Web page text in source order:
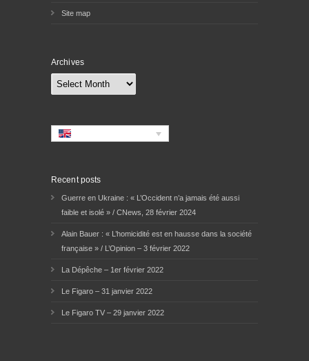
Site map
Archives
Archives
Recent posts
Guerre en Ukraine : « L’Occident n’a jamais été aussi
faible et isolé » / CNews, 28 février 2024
Alain Bauer : « L’homicidité est en hausse dans la société
française » / L’Opinion – 3 février 2022
La Dépêche – 1er février 2022
Le Figaro – 31 janvier 2022
Le Figaro TV – 29 janvier 2022